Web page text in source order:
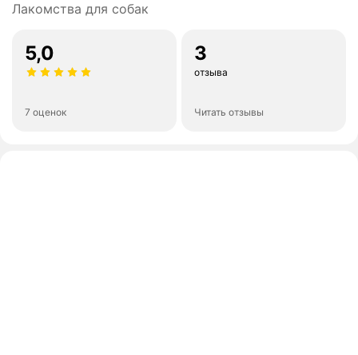
Лакомства для собак
5,0
7 оценок
3
отзыва
Читать отзывы